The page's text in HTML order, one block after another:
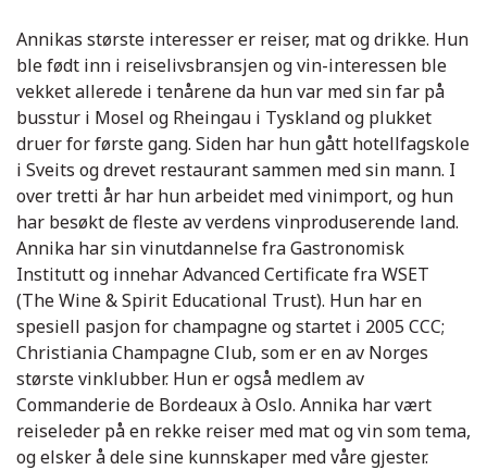
Annikas største interesser er reiser, mat og drikke. Hun
ble født inn i reiselivsbransjen og vin-interessen ble
vekket allerede i tenårene da hun var med sin far på
busstur i Mosel og Rheingau i Tyskland og plukket
druer for første gang. Siden har hun gått hotellfagskole
i Sveits og drevet restaurant sammen med sin mann. I
over tretti år har hun arbeidet med vinimport, og hun
har besøkt de fleste av verdens vinproduserende land.
Annika har sin vinutdannelse fra Gastronomisk
Institutt og innehar Advanced Certificate fra WSET
(The Wine & Spirit Educational Trust). Hun har en
spesiell pasjon for champagne og startet i 2005 CCC;
Christiania Champagne Club, som er en av Norges
største vinklubber. Hun er også medlem av
Commanderie de Bordeaux à Oslo. Annika har vært
reiseleder på en rekke reiser med mat og vin som tema,
og elsker å dele sine kunnskaper med våre gjester.